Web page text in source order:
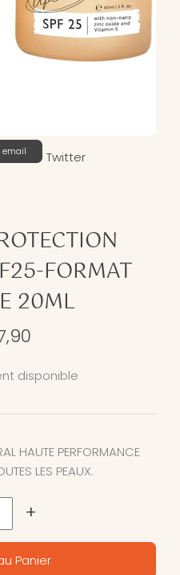
email Twitter
FORMAT
20ML
disponible
HAUTE PERFORMANCE
LES PEAUX.
+
Panier